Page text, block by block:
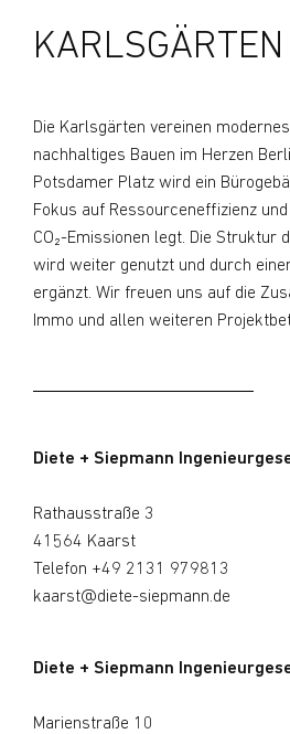
KARLSGÄRTEN
Die Karlsgärten vereinen
nachhaltiges Bauen im Herzen
Potsdamer Platz wird ein
Fokus auf Ressourceneffizienz
CO₂-Emissionen legt. Die Struktur
wird weiter genutzt und durch
ergänzt. Wir freuen uns auf die
Immo und allen weiteren
Diete + Siepmann
Rathausstraße 3
41564 Kaarst
Telefon +49 2131 979813
kaarst@diete-siepmann.de
Diete + Siepmann
Marienstraße 10